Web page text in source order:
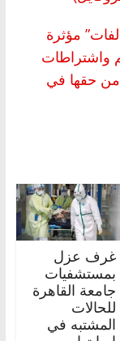
مؤثرة
واشتراطات
من حقها في
غرف عزل
بمستشفيات
جامعة القاهرة
للحالات
المشتبه في